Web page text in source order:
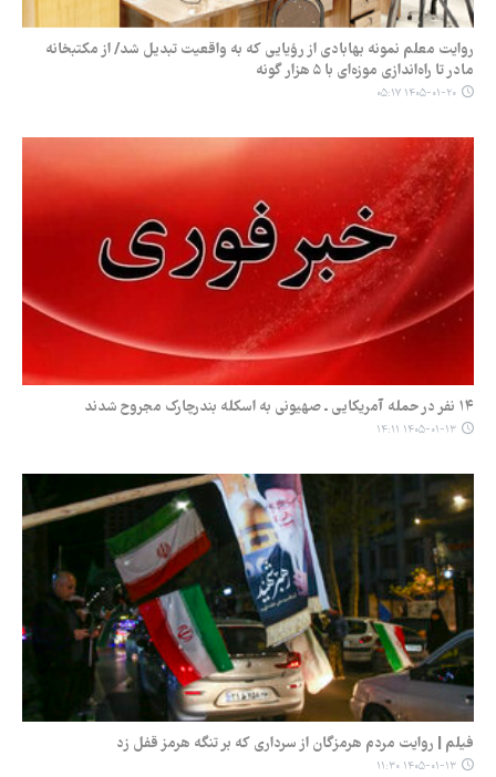
روایت معلم نمونه بهابادی از رؤیایی که به واقعیت تبدیل شد/ از مکتبخانه
مادر تا راه‌اندازی موزه‌ای با ۵ هزار گونه
۱۴۰۵-۰۱-۲۰ ۰۵:۱۷
۱۴ نفر در حمله آمریکایی ـ صهیونی به اسکله بندرچارک مجروح شدند
۱۴۰۵-۰۱-۱۳ ۱۴:۱۱
فیلم | روایت مردم هرمزگان از سرداری که بر تنگه هرمز قفل زد
۱۴۰۵-۰۱-۱۳ ۱۱:۳۰